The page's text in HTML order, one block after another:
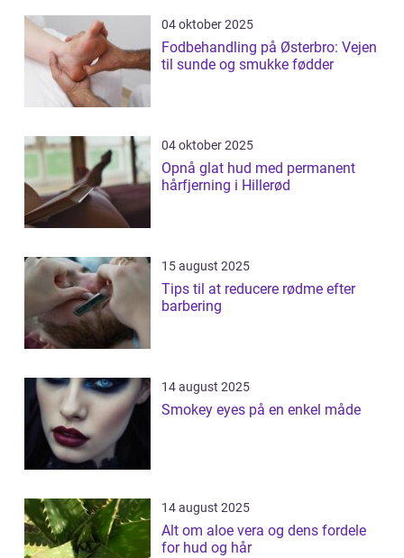
04 oktober 2025
Fodbehandling på Østerbro: Vejen
til sunde og smukke fødder
04 oktober 2025
Opnå glat hud med permanent
hårfjerning i Hillerød
15 august 2025
Tips til at reducere rødme efter
barbering
14 august 2025
Smokey eyes på en enkel måde
14 august 2025
Alt om aloe vera og dens fordele
for hud og hår